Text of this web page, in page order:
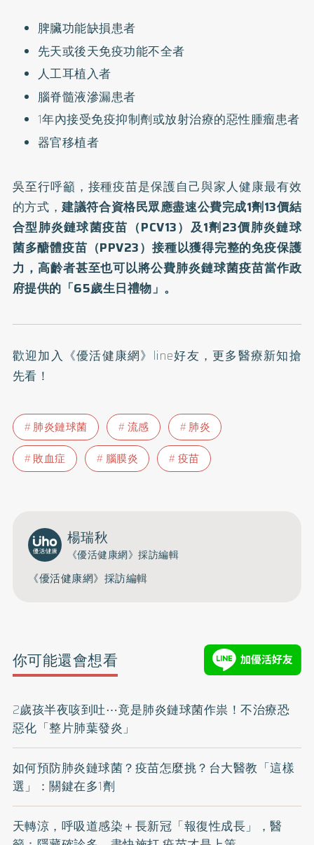
脾臟功能缺損患者
先天或後天免疫功能不全者
人工耳植入者
腦脊髓液滲漏患者
1年內接受免疫抑制劑或放射治療的惡性腫瘤患者
器官移植者
吳至行呼籲，接種疫苗是保護自己與家人健康最有效
的方式，建議符合資格民眾應盡速公費完成1劑13價結
合型肺炎鏈球菌疫苗（PCV13）及1劑23價肺炎鏈球
菌多醣體疫苗（PPV23）接種以獲得完整的免疫保護
力，高齡者甚至也可以將公費肺炎鏈球菌疫苗當作政
府提供的「65歲生日禮物」。
歡迎加入 《優活健康網》line好友 ，更多醫療新知搶
先看！
肺炎鏈球菌 流感
肺炎
敗血症
腦膜炎 疫苗
楊瑞秋
《優活健康網》採訪編輯
《優活健康網》採訪編輯
你可能還會想看
2歲孩半夜咳到吐⋯竟是肺炎鏈球菌作祟！不治療恐
惡化「整片肺葉發炎」
如何預防肺炎鏈球菌？疫苗怎麼挑？台大醫教「這樣
選」：關鍵在多1劑
天轉涼，呼吸道感染＋長新冠「報復性成長」，醫